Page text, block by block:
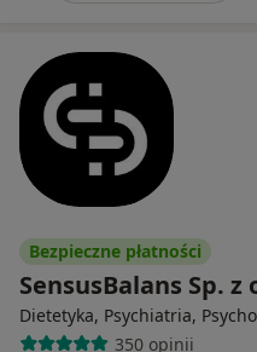
Bezpieczne płatności
SensusBalans Sp. z
Dietetyka, Psychiatria,
350 opinii